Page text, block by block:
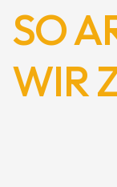
SO
WIR